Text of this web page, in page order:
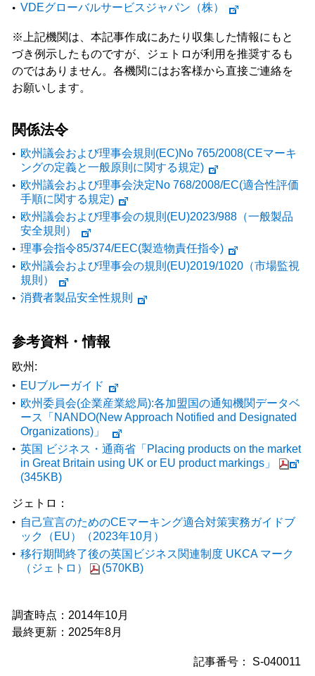
VDEグローバルサービスジャパン（株）
※上記機関は、本記事作成にあたり収集した情報にもと
づき例示したものですが、ジェトロが利用を推奨するも
のではありません。各機関にはお客様から直接ご連絡を
お願いします。
関係法令
欧州議会および理事会規則(EC)No 765/2008(CEマーキ
ングの定義と一般原則に関する規定)
欧州議会および理事会決定No 768/2008/EC(適合性評価
手順に関する規定)
欧州議会および理事会の規則(EU)2023/988（一般製品
安全規則）
理事会指令85/374/EEC(製造物責任指令)
欧州議会および理事会の規則(EU)2019/1020（市場監視
規則）
消費者製品安全性規則
参考資料・情報
欧州:
EUブルーガイド
欧州委員会(企業産業総局):各加盟国の通知機関データベ
ース「NANDO(New Approach Notified and Designated
Organizations)」
英国 ビジネス・通商省「Placing products on the market
in Great Britain using UK or EU product markings」
(345KB)
ジェトロ：
自己宣言のためのCEマーキング適合対策実務ガイドブ
ック（EU）（2023年10月）
移行期間終了後の英国ビジネス関連制度 UKCA マーク
（ジェトロ）
(570KB)
調査時点：2014年10月
最終更新：2025年8月
記事番号： S-040011